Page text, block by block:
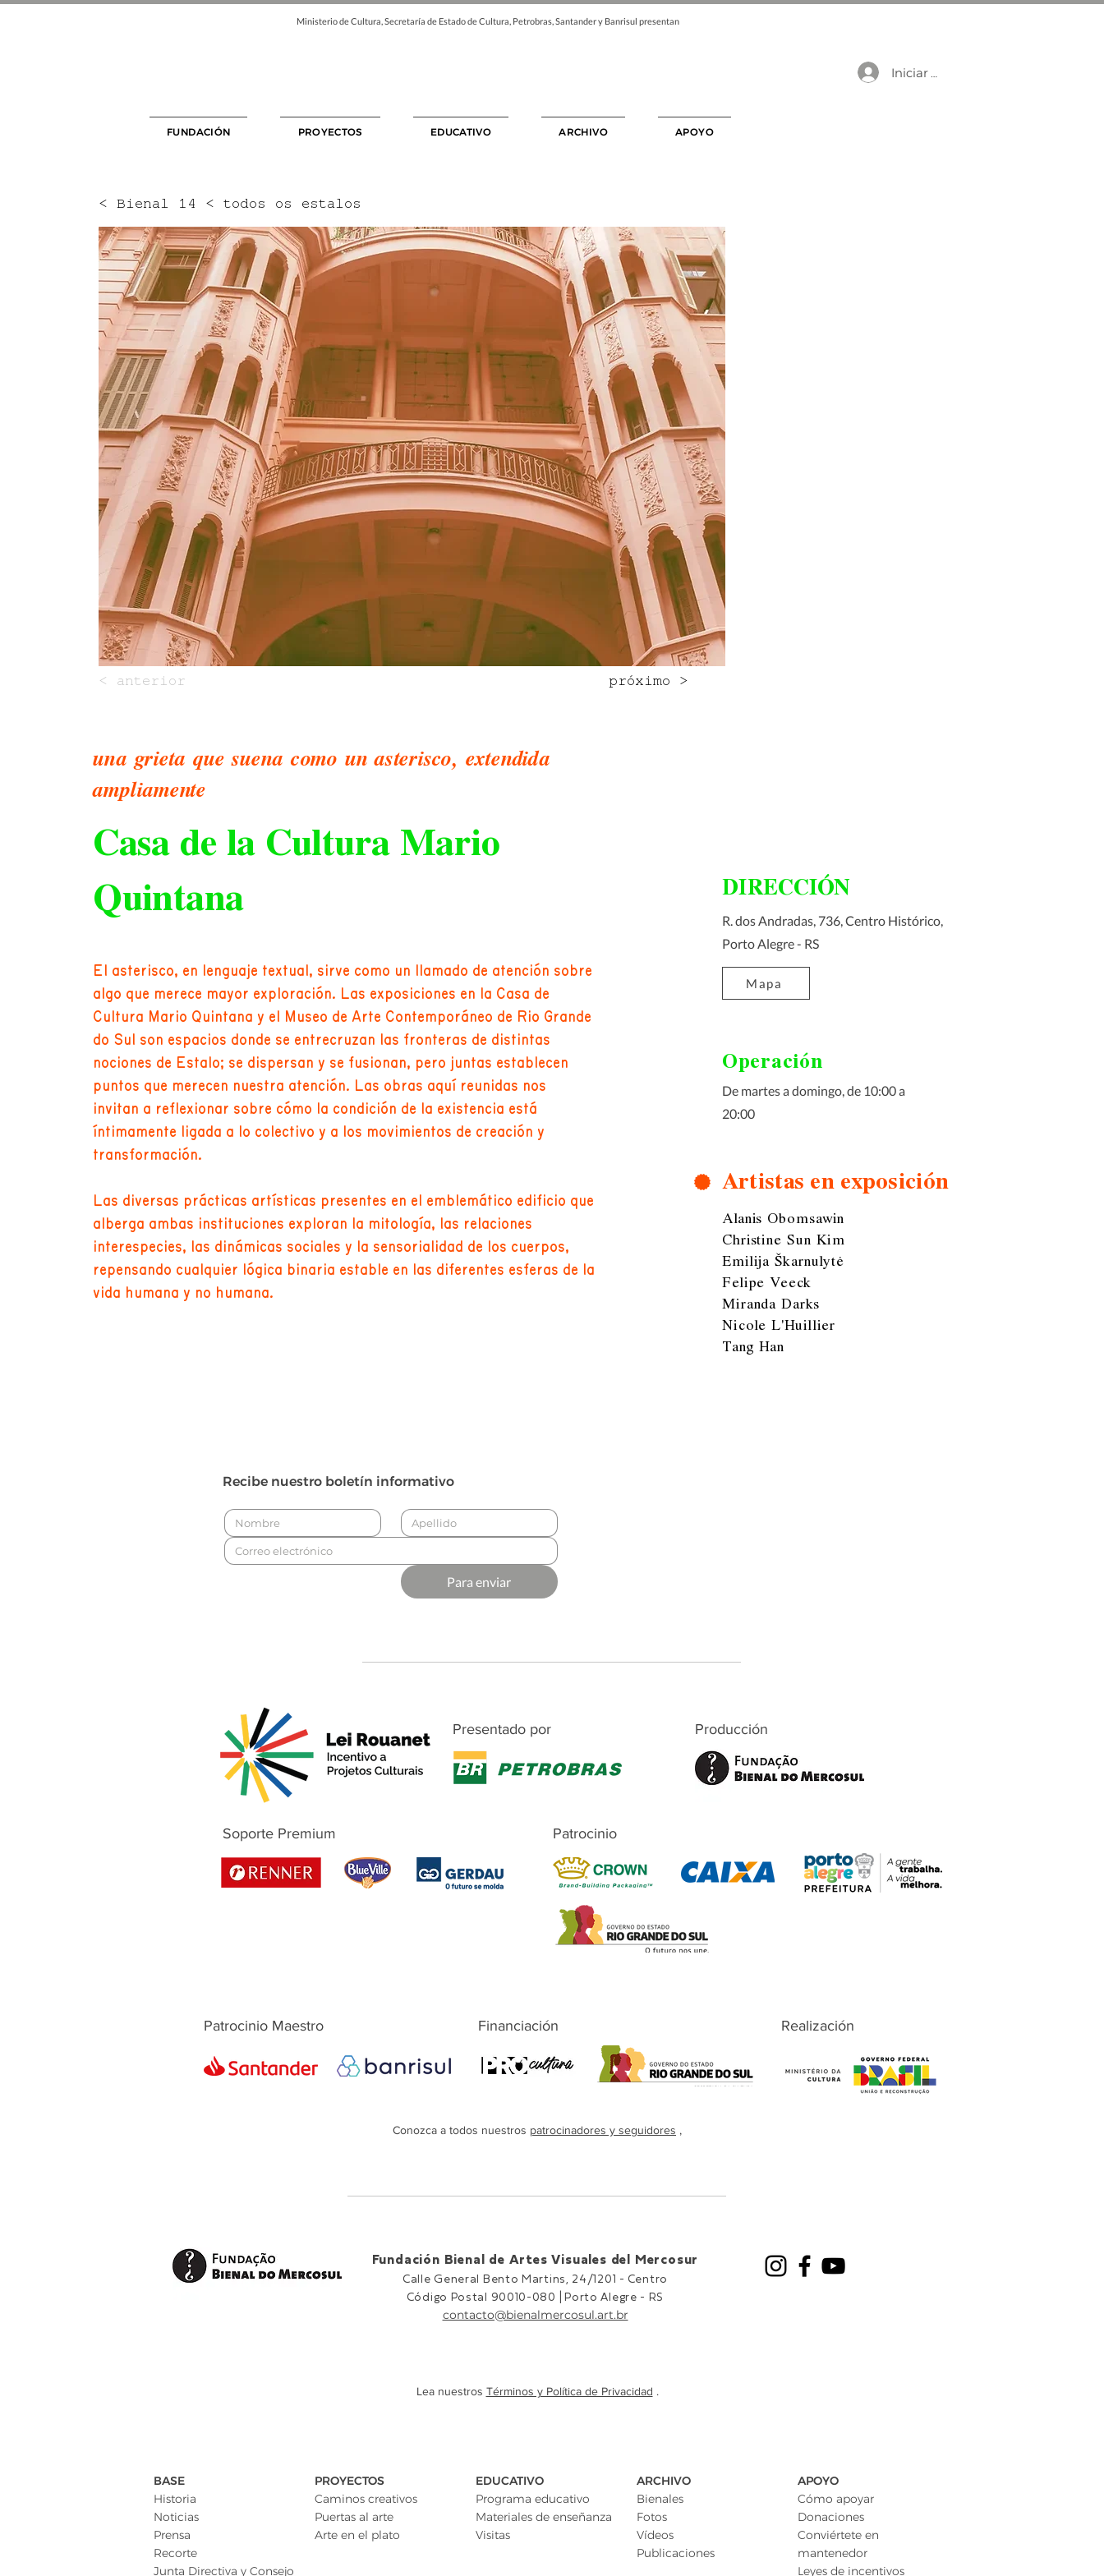
Ministerio de Cultura, Secretaría de Estado de Cultura, Petrobras, Santander y Banrisul presentan
Iniciar sesión
FUNDACIÓN PROYECTOS EDUCATIVO ARCHIVO APOYO
< Bienal 14 < todos os estalos
< anterior próximo >
una grieta que suena como un asterisco, extendida
ampliamente
Casa de la Cultura Mario
Quintana
El asterisco, en lenguaje textual, sirve como un llamado de atención sobre
algo que merece mayor exploración. Las exposiciones en la Casa de
Cultura Mario Quintana y el Museo de Arte Contemporáneo de Rio Grande
do Sul son espacios donde se entrecruzan las fronteras de distintas
nociones de Estalo; se dispersan y se fusionan, pero juntas establecen
puntos que merecen nuestra atención. Las obras aquí reunidas nos
invitan a reflexionar sobre cómo la condición de la existencia está
íntimamente ligada a lo colectivo y a los movimientos de creación y
transformación.
Las diversas prácticas artísticas presentes en el emblemático edificio que
alberga ambas instituciones exploran la mitología, las relaciones
interespecies, las dinámicas sociales y la sensorialidad de los cuerpos,
repensando cualquier lógica binaria estable en las diferentes esferas de la
vida humana y no humana.
DIRECCIÓN
R. dos Andradas, 736, Centro Histórico,
Porto Alegre - RS
Mapa
Operación
De martes a domingo, de 10:00 a
20:00
Artistas en exposición
Alanis Obomsawin
Christine Sun Kim
Emilija Škarnulytė
Felipe Veeck
Miranda Darks
Nicole L'Huillier
Tang Han
Recibe nuestro boletín informativo
Para enviar
Presentado por Producción
Soporte Premium Patrocinio
Patrocinio Maestro Financiación Realización
Conozca a todos nuestros patrocinadores y seguidores ,
Fundación Bienal de Artes Visuales del Mercosur
Calle General Bento Martins, 24/1201 - Centro
Código Postal 90010-080 |
Porto Alegre - RS
contacto@bienalmercosul.art.br
Lea nuestros Términos y Política de Privacidad .
BASE
Historia
Noticias
Prensa
Recorte
Junta Directiva y Consejo
PROYECTOS
Caminos creativos
Puertas al arte
Arte en el plato
EDUCATIVO
Programa educativo
Materiales de enseñanza
Visitas
ARCHIVO
Bienales
Fotos
Vídeos
Publicaciones
APOYO
Cómo apoyar
Donaciones
Conviértete en
mantenedor
Leyes de incentivos